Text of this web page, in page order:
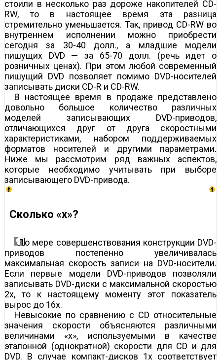
стоили в несколько раз дороже накопителей CD-
RW, то в настоящее время эта разница
стремительно уменьшается. Так, привод CD-RW во
внутреннем исполнении можно приобрести
сегодня за 30-40 долл., а младшие модели
пишущих DVD — за 65-70 долл. (речь идет о
розничных ценах). При этом любой современный
пишущий DVD позволяет помимо DVD-носителей
записывать диски CD-R и CD-RW.
В настоящее время в продаже представлено
довольно большое количество различных
моделей записывающих DVD-приводов,
отличающихся друг от друга скоростными
характеристиками, набором поддерживаемых
форматов носителей и другими параметрами.
Ниже мы рассмотрим ряд важных аспектов,
которые необходимо учитывать при выборе
записывающего DVD-привода.
Сколько «х»?
о мере совершенствования конструкции DVD-
приводов постепенно увеличивалась
максимальная скорость записи на DVD-носители.
Если первые модели DVD-приводов позволяли
записывать DVD-диски с максимальной скоростью
2х, то к настоящему моменту этот показатель
вырос до 16х.
Невысокие по сравнению с CD относительные
значения скорости объясняются различными
величинами «х», используемыми в качестве
эталонной (однократной) скорости для CD и для
DVD. В случае компакт-дисков 1х соответствует